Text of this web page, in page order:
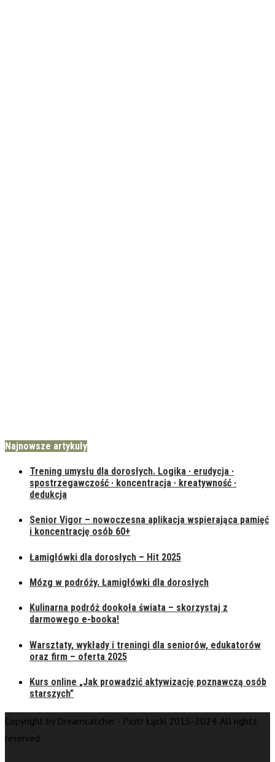
Najnowsze artykuły
Trening umysłu dla dorosłych. Logika · erudycja ·
spostrzegawczość · koncentracja · kreatywność ·
dedukcja
Senior Vigor – nowoczesna aplikacja wspierająca pamięć
i koncentrację osób 60+
Łamigłówki dla dorosłych – Hit 2025
Mózg w podróży. Łamigłówki dla dorosłych
Kulinarna podróż dookoła świata – skorzystaj z
darmowego e-booka!
Warsztaty, wykłady i treningi dla seniorów, edukatorów
oraz firm – oferta 2025
Kurs online „Jak prowadzić aktywizację poznawczą osób
starszych”
Copyright by Dreamcatcher - Piotr Łącki 2015-2024. All rights
reserved.